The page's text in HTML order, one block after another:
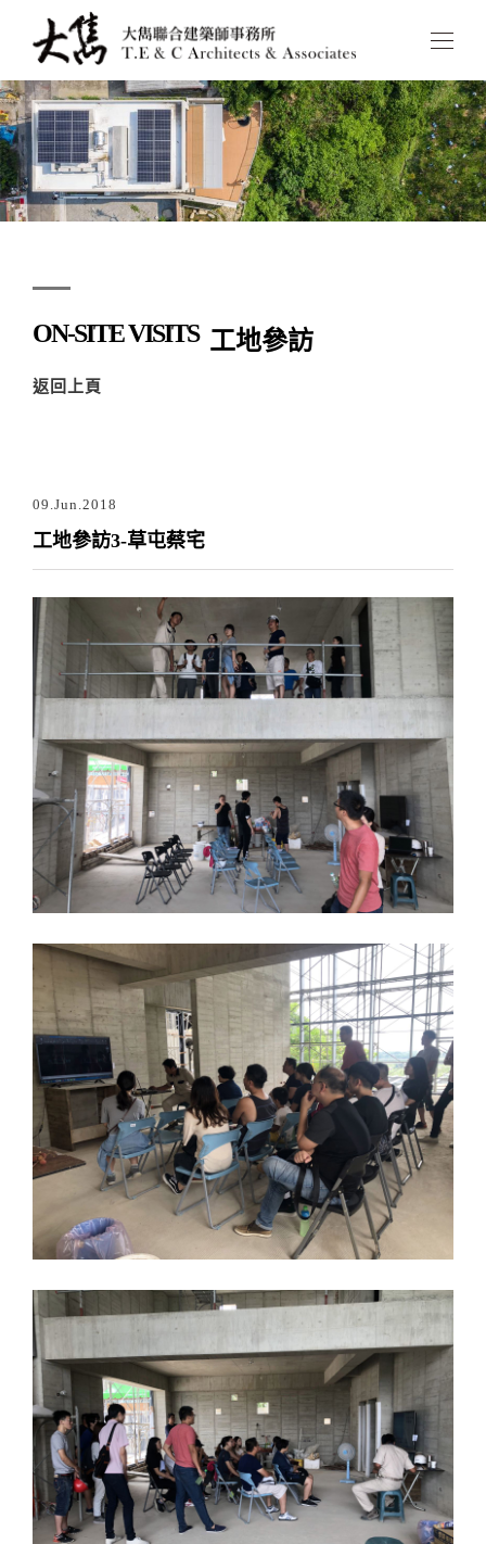
ON-SITE VISITS 工地參訪
返回上頁
09.Jun.2018
工地參訪3-草屯蔡宅